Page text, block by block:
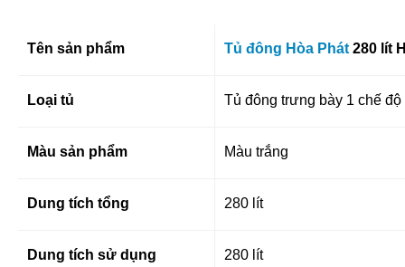
Tên sản phẩm Tủ đông Hòa Phát 280 lít
Loại tủ Tủ đông trưng bày 1 chế độ
Màu sản phẩm Màu trắng
Dung tích tổng 280 lít
Dung tích sử dụng 280 lít